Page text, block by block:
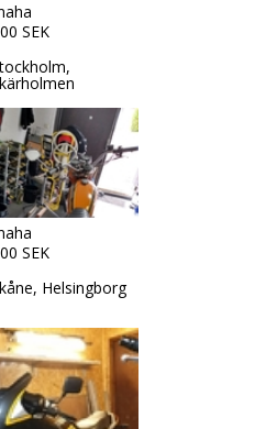
SEK
SEK
Helsingborg